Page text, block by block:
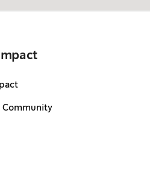
Community